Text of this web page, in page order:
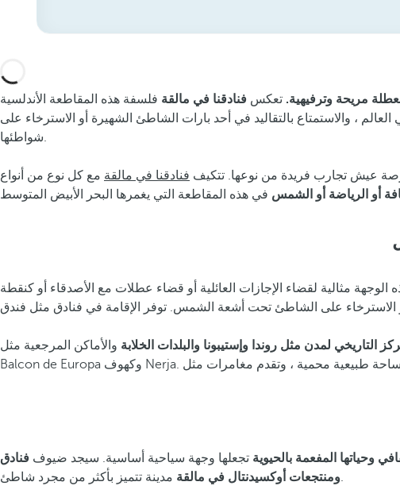
مريحة وترفيهية. تعكس فنادقنا في مالقة فلسفة هذه المقاطعة الأندلسية
، والاستمتاع بالتقاليد في أحد بارات الشاطئ الشهيرة أو الاسترخاء على
شواطئها.
عيش تجارب فريدة من نوعها. تتكيف فنادقنا في مالقة مع كل نوع من أنواع
أو الرياضة أو الشمس
الأندلس بفضل مناخها وساحلها الذي يزيد عن 160 كيلومترًا. تعتبر هذه الوجهة مثالية لقضاء الإجازات العائلية أو قضاء عطلات مع الأصدقاء أو كنقطة
التاريخي لمدن مثل روندا وإستيبونا والبلدات الخلابة والأماكن المرجعية مثل
وحياتها المفعمة بالحيوية تجعلها وجهة سياحية أساسية. سيجد ضيوف فنادق
ومنتجعات أوكسيدنتال في مالقةمدينة تتميز بأكثر من مجرد شاطئ.